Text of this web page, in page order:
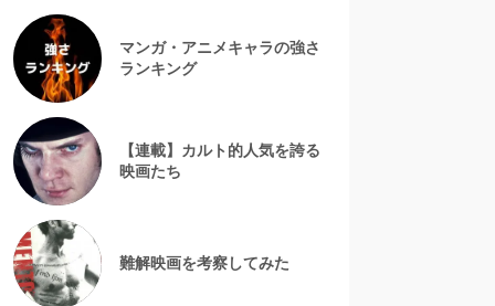
マンガ・アニメキャラの強さ
ランキング
【連載】カルト的人気を誇る
映画たち
難解映画を考察してみた